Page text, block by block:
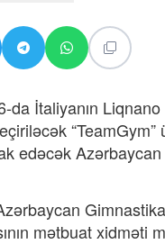
da İtaliyanın
“TeamGym”
edəcək
Gimnastika
mətbuat xidməti